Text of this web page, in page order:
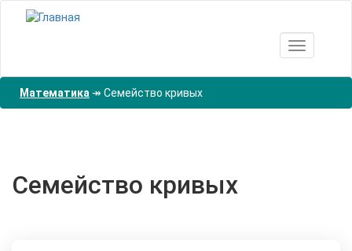
Перейти
Toggle
Математика ↠ Семейство кривых
Семейство кривых